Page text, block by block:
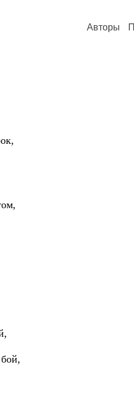
Авторы